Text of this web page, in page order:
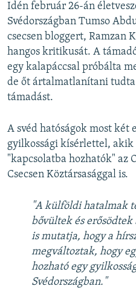
Idén február 26-án
Svédországban Tumso
csecsen bloggert, Ramzan
hangos kritikusát. A
egy kalapáccsal próbálta
de őt ártalmatlanítani
támadást.
A svéd hatóságok most két
gyilkossági kísérlettel, akik
"kapcsolatba hozhatók" az
Csecsen Köztársasággal is.
"A külföldi hatalmak
bővültek és erősödtek
is mutatja, hogy a
megváltoztak, hogy
hozható egy
Svédországban."